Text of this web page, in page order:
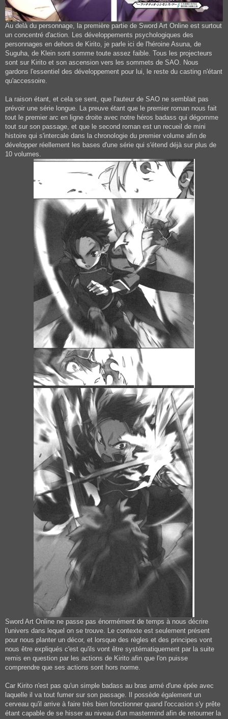
Au delà du personnage, la première partie de Sword Art Online est surtout
un concentré d'action. Les développements psychologiques des
personnages en dehors de Kirito, je parle ici de l'héroine Asuna, de
Suguha, de Klein sont somme toute assez faible. Tous les projecteurs
sont sur Kirito et son ascension vers les sommets de SAO. Nous
gardons l'essentiel des développement pour lui, le reste du casting n'étant
qu'accessoire.
La raison étant, et cela se sent, que l'auteur de SAO ne semblait pas
prévoir une série longue. La preuve étant que le premier roman nous fait
tout le premier arc en ligne droite avec notre héros badass qui dégomme
tout sur son passage, et que le second roman est un recueil de mini
histoire qui s'intercale dans la chronologie du premier volume afin de
développer réellement les bases d'une série qui s'étend déjà sur plus de
10 volumes.
Sword Art Online ne passe pas énormément de temps à nous décrire
l'univers dans lequel on se trouve. Le contexte est seulement présent
pour nous planter un décor, et lorsque des règles et des principes vont
nous être expliqués c'est qu'ils vont être systématiquement par la suite
remis en question par les actions de Kirito afin que l'on puisse
comprendre que ses actions sont hors norme.
Car Kirito n'est pas qu'un simple badass au bras armé d'une épée avec
laquelle il va tout fumer sur son passage. Il possède également un
cerveau qu'il arrive à faire très bien fonctionner quand l'occasion s'y prête
étant capable de se hisser au niveau d'un mastermind afin de retourner la